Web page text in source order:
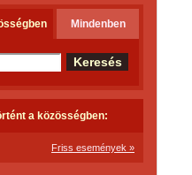
Mindenben
a közösségben:
Friss események »